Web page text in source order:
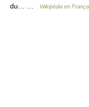
du… …
Wikipédia en